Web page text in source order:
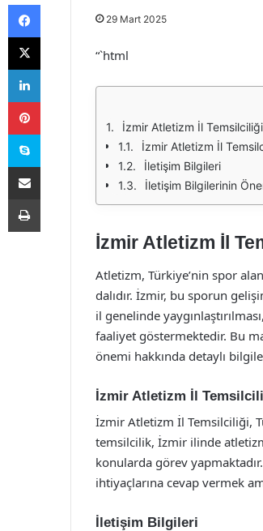
29 Mart 2025
“`html
İzmir Atletizm İl
İzmir Atletizm İl
İletişim Bilgileri
İletişim Bilgilerinin
İzmir Atletizm İl
Atletizm, Türkiye’nin spor
dalıdır. İzmir, bu sporun
il genelinde
faaliyet göstermektedir. Bu
önemi hakkında detaylı
İzmir Atletizm İl
İzmir Atletizm İl Temsilciliği,
temsilcilik, İzmir ilinde
konularda görev
ihtiyaçlarına cevap vermek
İletişim Bilgileri
Facebook
X
LinkedIn
Pinterest
Skype
E-Posta ile paylaş